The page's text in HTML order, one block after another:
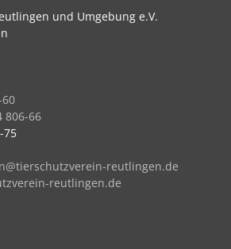
und Umgebung e.V.
806-66
75
reutlingen.de
reutlingen.de